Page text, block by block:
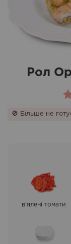
Рол
1
🚫 Більше не
в'ялені томати